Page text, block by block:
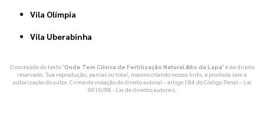
Vila Olímpia
Vila Uberabinha
O conteúdo do texto "Onde Tem Clínica de Fertilização Natural Alto da Lapa" é de direito
reservado. Sua reprodução, parcial ou total, mesmo citando nossos links, é proibida sem a
autorização do autor. Crime de violação de direito autoral – artigo 184 do Código Penal – Lei
9610/98 - Lei de direitos autorais.